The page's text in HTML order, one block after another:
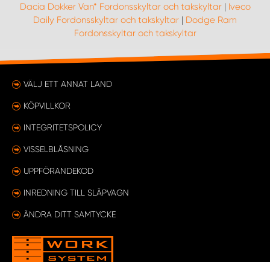
Dacia Dokker Van* Fordonsskyltar och takskyltar| Iveco
Daily Fordonsskyltar och takskyltar | Dodge Ram
Fordonsskyltar och takskyltar
VÄLJ ETT ANNAT LAND
KÖPVILLKOR
INTEGRITETSPOLICY
VISSELBLÅSNING
UPPFÖRANDEKOD
INREDNING TILL SLÄPVAGN
ÄNDRA DITT SAMTYCKE